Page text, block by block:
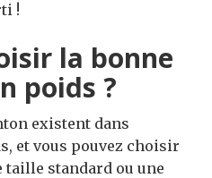
!
la bonne
poids ?
existent dans
et vous pouvez choisir
taille standard ou une